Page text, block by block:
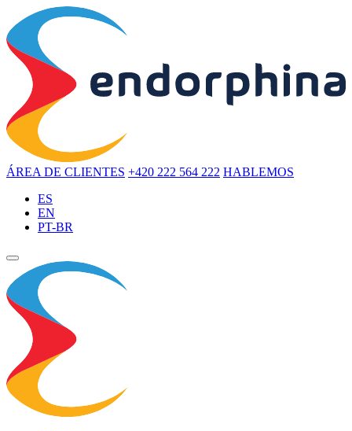
ÁREA DE CLIENTES +420 222 564 222 HABLEMOS
ES
EN
PT-BR